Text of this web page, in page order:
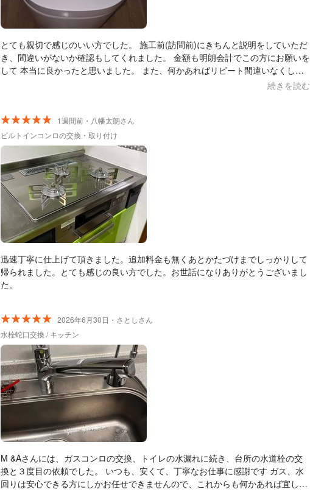
とても親切で感じのいい方でした。 施工前(訪問前)にきちんと説明をしていただ
き、間違いがないか確認もしてくれました。 金額も明朗会計でこの方にお願いを
して 本当に良かったと思いました。 また、何かあればリピート間違いなくしま
続きを読む
1週間前・八幡太朗さん
ビルトインコンロの交換・取り付け
迅速丁寧に仕上げて頂きました。追加料金も無くあとかたづけまでしっかりして
帰られました。とても感じの良い方でした。お世話になりありがとうございまし
た。
2026年6月30日・さとしさん
水栓蛇口交換 / キッチン
M &Aさんには、ガスコンロの交換、トイレの水漏れに続き、台所の水道栓の交
換と３度目の依頼でした。 いつも、安くて、丁寧なお仕事に感謝です ガス、水
回りは安心できる方にしかお任せできませんので、これからも何かあれば宜しく